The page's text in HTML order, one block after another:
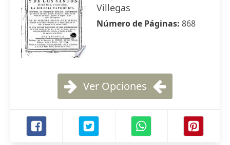
Villegas
Número de Páginas: 868
Ver Opciones